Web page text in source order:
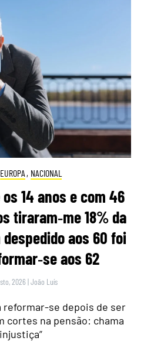
EUROPA , NACIONAL
14 anos e com 46
tiraram‑me 18% da
aos 60 foi
aos 62
2026 |João Luís
reformar-se depois de ser
cortes na pensão: chama